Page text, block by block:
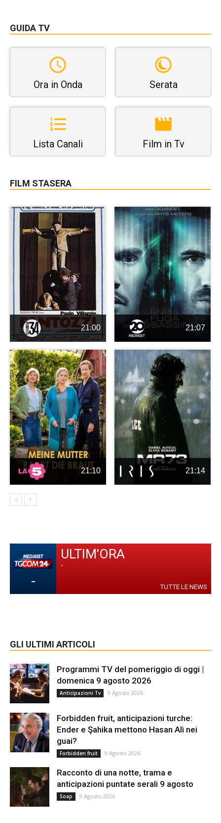
GUIDA TV
Ora in Onda Serata
Lista Canali Film in Tv
FILM STASERA
21:00 21:07
21:10 21:14
-
ULTIM'ORA
-
TUTTE LE NEWS
GLI ULTIMI ARTICOLI
Programmi TV del pomeriggio di oggi |
domenica 9 agosto 2026
Anticipazioni Tv 9 Agosto 2026
Forbidden fruit, anticipazioni turche:
Ender e Şahika mettono Hasan Alì nei
guai?
Forbidden fruit 9 Agosto 2026
Racconto di una notte, trama e
anticipazioni puntate serali 9 agosto
Soap 9 Agosto 2026